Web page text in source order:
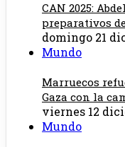
CAN 2025:
preparativos
domingo 21
Mundo
Marruecos
Gaza con la
viernes 12
Mundo